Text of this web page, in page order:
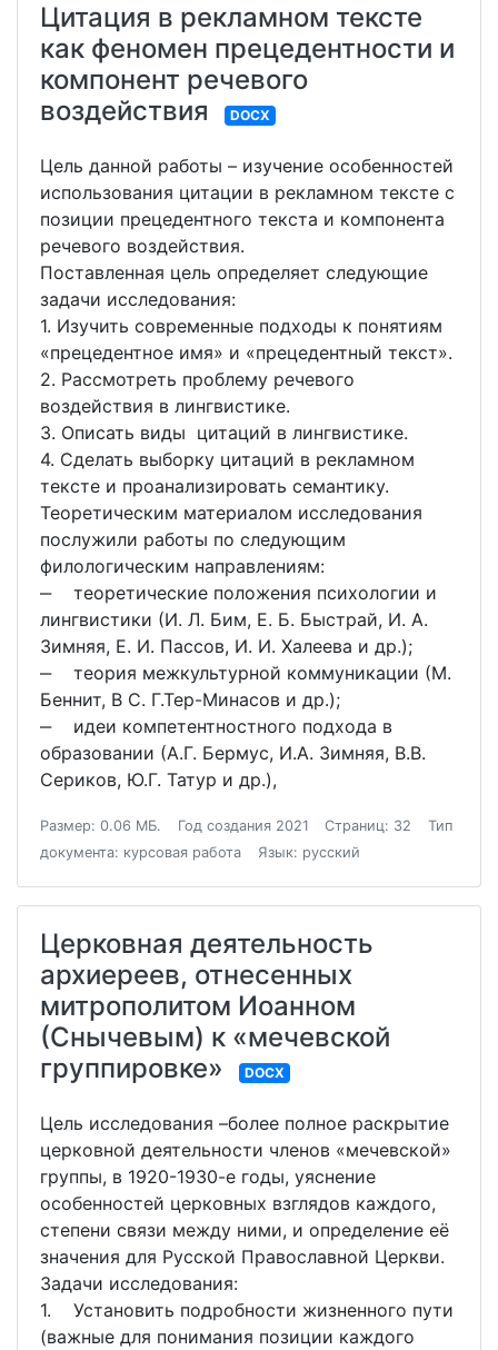
Цитация в рекламном тексте
как феномен прецедентности и
компонент речевого
воздействия
DOCX
Цель данной работы – изучение особенностей
использования цитации в рекламном тексте с
позиции прецедентного текста и компонента
речевого воздействия.
Поставленная цель определяет следующие
задачи исследования:
1. Изучить современные подходы к понятиям
«прецедентное имя» и «прецедентный текст».
2. Рассмотреть проблему речевого
воздействия в лингвистике.
3. Описать виды цитаций в лингвистике.
4. Сделать выборку цитаций в рекламном
тексте и проанализировать семантику.
Теоретическим материалом исследования
послужили работы по следующим
филологическим направлениям:
‒ теоретические положения психологии и
лингвистики (И. Л. Бим, Е. Б. Быстрай, И. А.
Зимняя, Е. И. Пассов, И. И. Халеева и др.);
‒ теория межкультурной коммуникации (М.
Беннит, В С. Г.Тер-Минасов и др.);
‒ идеи компетентностного подхода в
образовании (А.Г. Бермус, И.А. Зимняя, В.В.
Сериков, Ю.Г. Татур и др.),
Размер: 0.06 МБ. Год создания 2021 Страниц: 32
Тип
документа: курсовая работа
Язык: русский
Церковная деятельность
архиереев, отнесенных
митрополитом Иоанном
(Снычевым) к «мечевской
группировке»
DOCX
Цель исследования –более полное раскрытие
церковной деятельности членов «мечевской»
группы, в 1920-1930-е годы, уяснение
особенностей церковных взглядов каждого,
степени связи между ними, и определение её
значения для Русской Православной Церкви.
Задачи исследования:
1. Установить подробности жизненного пути
(важные для понимания позиции каждого